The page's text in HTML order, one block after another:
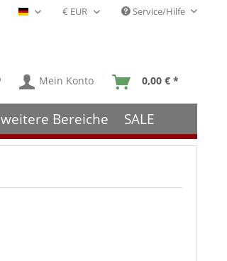
Deutsch - DE Service/Hilfe
Mein Konto 0,00 € *
weitere Bereiche SALE